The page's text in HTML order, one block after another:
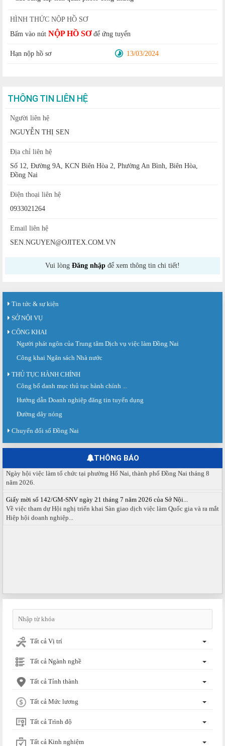
HÌNH THỨC NỘP HỒ SƠ
Bấm vào nút NỘP HỒ SƠđể ứng tuyển
Hạn nộp hồ sơ 13/03/2024
THÔNG TIN LIÊN HỆ
Người liên hệ
NGUYỄN THỊ SEN
Địa chỉ liên hệ
Số 12, Đường 9A, KCN Biên Hòa 2, Phường An Bình, Biên Hòa,
Đồng Nai
Điện thoại liên hệ
0933021264
Email liên hệ
SEN.NGUYEN@OJITEX.COM.VN
Vui lòng Đăng nhập để xem thông tin chi tiết!
Tin tức & sự kiện
SỞ NỘI VỤ
CÔNG KHAI
Người phát ngôn của Trung tâm Dịch vụ việc làm Đồng Nai
Công khai Ngân sách Nhà nước
THỦ TỤC HÀNH CHÍNH
Công bố danh mục thủ tục hành chính ...
Hướng dẫn Doanh nghiệp đăng tin tuyển dụng
Đường dây nóng
Chuyển đổi số Đồng Nai
THÔNG BÁO
Sàn giao dịch việc làm lần thứ 08 năm 2026: Hơn 4.300 cơ hội...
Sáng ngày 03/8/2026, Trung tâm Dịch vụ việc làm Đồng Nai tổ chức Sàn giao
dịch việc làm lần thứ 08...
Báo cáo kết quả tổ chức Sàn giao dịch việc làm lần thứ 08/2026 ngày 03
Ngày hội việc làm phường Hố Nai tháng 8 năm 2026
năm 2026.
Về việc tham dự Hội nghị triển khai Sàn giao dịch việc làm Quốc gia và ra mắt
Hiệp hội doanh nghiệp...
Tất cả Vị trí
Tất cả Ngành nghề
Tất cả Tỉnh thành
Tất cả Mức lương
Tất cả Trình độ
Tất cả Kinh nghiệm